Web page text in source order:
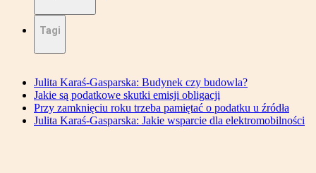
Tagi
Julita Karaś-Gasparska: Budynek czy budowla?
Jakie są podatkowe skutki emisji obligacji
Przy zamknięciu roku trzeba pamiętać o podatku u źródła
Julita Karaś-Gasparska: Jakie wsparcie dla elektromobilności